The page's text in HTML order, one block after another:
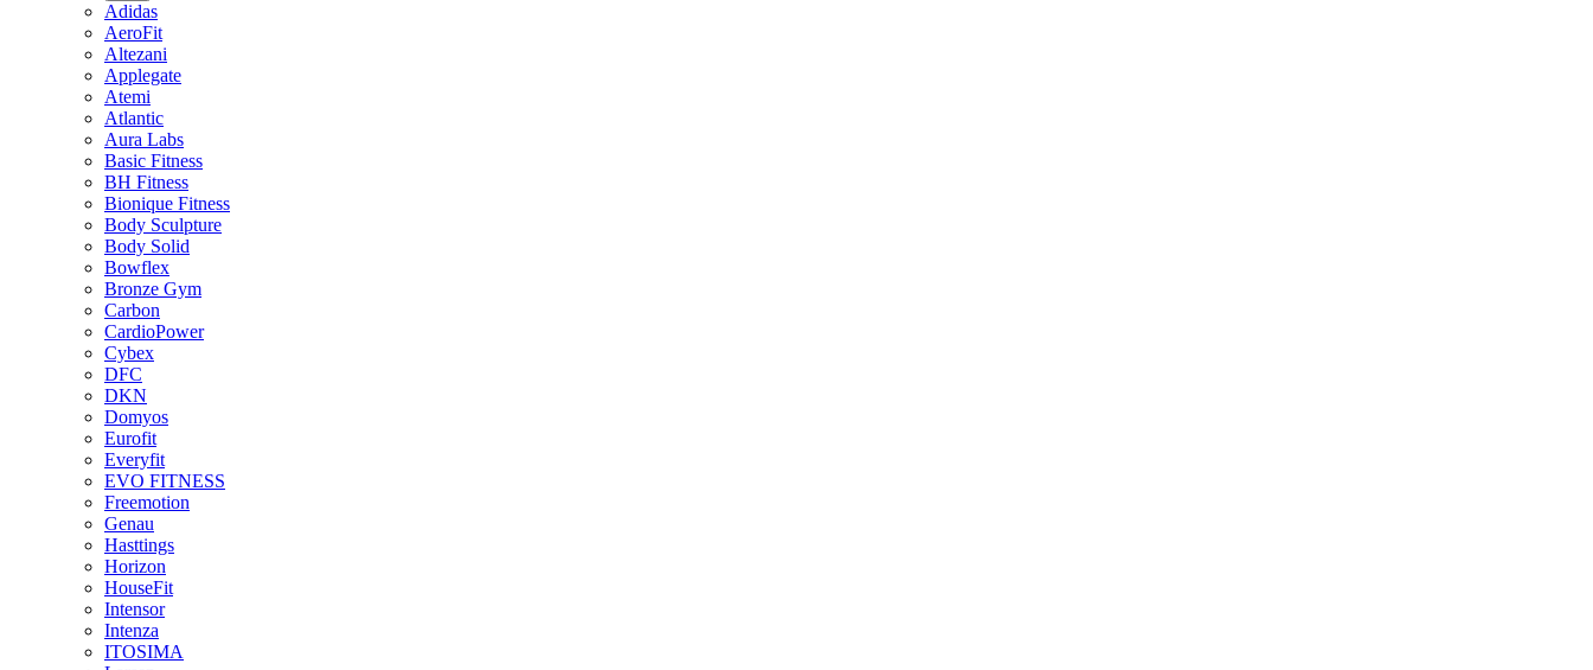
Adidas
AeroFit
Altezani
Applegate
Atemi
Atlantic
Aura Labs
Basic Fitness
BH Fitness
Bionique Fitness
Body Sculpture
Body Solid
Bowflex
Bronze Gym
Carbon
CardioPower
Cybex
DFC
DKN
Domyos
Eurofit
Everyfit
EVO FITNESS
Freemotion
Genau
Hasttings
Horizon
HouseFit
Intensor
Intenza
ITOSIMA